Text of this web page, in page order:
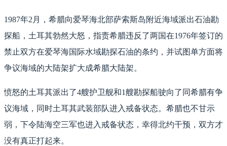
1987年2月，希腊向爱琴海北部萨索斯岛附近海域派出石油勘
探船，土耳其勃然大怒，指责希腊违反了两国在1976年签订的
禁止双方在爱琴海国际水域勘探石油的条约，并试图单方面将
争议海域的大陆架扩大成希腊大陆架。
愤怒的土耳其派出了4艘护卫舰和1艘勘探船驶向了同希腊有争
议海域，同时土耳其武装部队进入戒备状态。希腊也不甘示
弱，下令陆海空三军也进入戒备状态，幸得北约干预，双方才
没有真正打起来。